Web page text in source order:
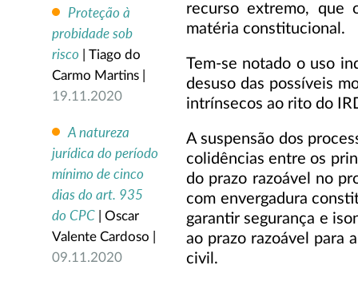
Proteção à
probidade sob
risco | Tiago do
Carmo Martins |
19.11.2020
A natureza
jurídica do período
mínimo de cinco
dias do art. 935
do CPC | Oscar
Valente Cardoso |
09.11.2020
recurso extremo, que
matéria constitucional.
Tem-se notado o uso
desuso das possíveis
intrínsecos ao rito do
A suspensão dos
colidências entre os
do prazo razoável no
com envergadura
garantir segurança e
ao prazo razoável para
civil.